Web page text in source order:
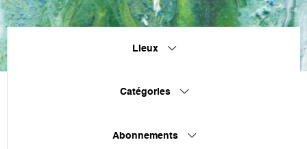
Lieux
Catégories
Abonnements